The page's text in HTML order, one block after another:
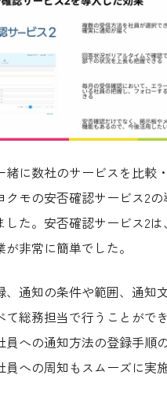
緒に数社のサービスを比較
クモの安否確認サービス2の
した。安否確認サービス2
が非常に簡単でした。
、通知の条件や範囲、通知
て総務担当で行うことがで
員への通知方法の登録手順
員への周知もスムーズに実